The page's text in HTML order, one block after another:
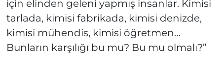
için elinden geleni yapmış insanlar. Kimisi
tarlada, kimisi fabrikada, kimisi denizde,
kimisi mühendis, kimisi öğretmen…
Bunların karşılığı bu mu? Bu mu olmalı?”